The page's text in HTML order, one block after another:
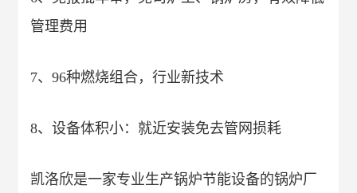
管理费用
7、96种燃烧组合，行业新技术
8、设备体积小：就近安装免去管网损耗
凯洛欣是一家专业生产锅炉节能设备的锅炉厂